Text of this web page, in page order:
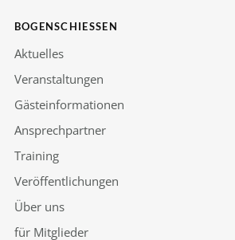
BOGENSCHIESSEN
Aktuelles
Veranstaltungen
Gästeinformationen
Ansprechpartner
Training
Veröffentlichungen
Über uns
für Mitglieder